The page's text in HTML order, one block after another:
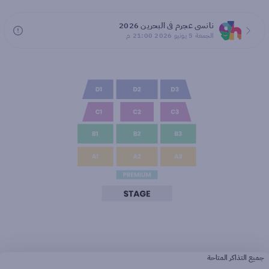
نانسي عجرم في البحرين 2026
الجمعة 5 يونيو 2026 21:00 م
جميع التذاكر المتاحة